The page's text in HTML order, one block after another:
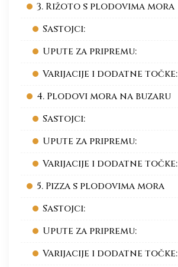
3. Rižoto s plodovima mora
Sastojci:
Upute za pripremu:
Varijacije i dodatne točke:
4. Plodovi mora na buzaru
Sastojci:
Upute za pripremu:
Varijacije i dodatne točke:
5. Pizza s plodovima mora
Sastojci:
Upute za pripremu:
Varijacije i dodatne točke: